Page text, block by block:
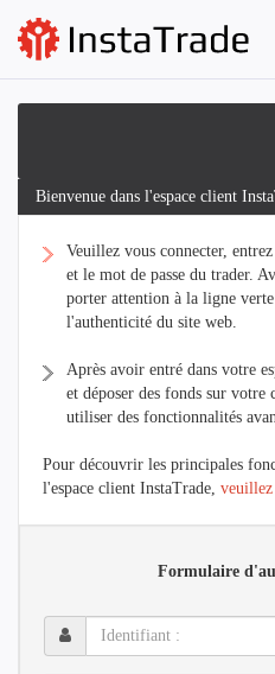
Bienvenue dans l'espace client
Veuillez vous connecter,
et le mot de passe du trader.
porter attention à la ligne
l'authenticité du site web.
Après avoir entré dans votre
et déposer des fonds sur
utiliser des fonctionnalités
Pour découvrir les principales
l'espace client InstaTrade, veuillez
Formulaire
Identifiant
: